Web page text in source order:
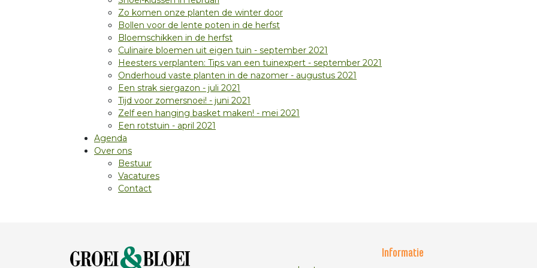
Zo komen onze planten de winter door
Bollen voor de lente poten in de herfst
Bloemschikken in de herfst
Culinaire bloemen uit eigen tuin - september 2021
Heesters verplanten: Tips van een tuinexpert - september 2021
Onderhoud vaste planten in de nazomer - augustus 2021
Een strak siergazon - juli 2021
Tijd voor zomersnoei! - juni 2021
Zelf een hanging basket maken! - mei 2021
Een rotstuin - april 2021
Agenda
Over ons
Bestuur
Vacatures
Contact
Informatie